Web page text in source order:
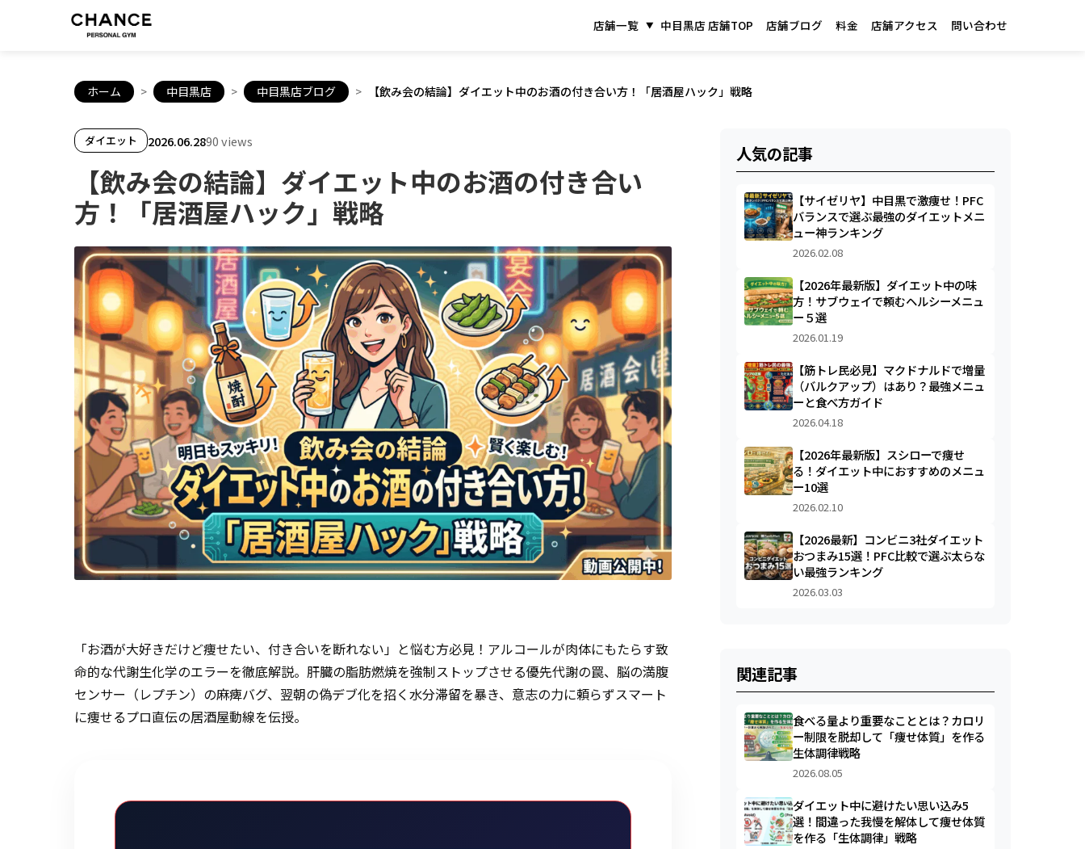
店舗一覧 中目黒店 店舗TOP 店舗ブログ 料金 店舗アクセス 問い合わせ
ホーム > 中目黒店 > 中目黒店ブログ > 【飲み会の結論】ダイエット中のお酒の付き合い方！「居酒屋ハック」戦略
ダイエット 2026.06.2890 views
【飲み会の結論】ダイエット中のお酒の付き合い
方！「居酒屋ハック」戦略
「お酒が大好きだけど痩せたい、付き合いを断れない」と悩む方必見！アルコールが肉体にもたらす致
命的な代謝生化学のエラーを徹底解説。肝臓の脂肪燃焼を強制ストップさせる優先代謝の罠、脳の満腹
センサー（レプチン）の麻痺バグ、翌朝の偽デブ化を招く水分滞留を暴き、意志の力に頼らずスマート
に痩せるプロ直伝の居酒屋動線を伝授。
人気の記事
【サイゼリヤ】中目黒で激痩せ！PFC
バランスで選ぶ最強のダイエットメニ
ュー神ランキング
2026.02.08
【2026年最新版】ダイエット中の味
方！サブウェイで頼むヘルシーメニュ
ー５選
2026.01.19
【筋トレ民必見】マクドナルドで増量
（バルクアップ）はあり？最強メニュ
ーと食べ方ガイド
2026.04.18
【2026年最新版】スシローで痩せ
る！ダイエット中におすすめのメニュ
ー10選
2026.02.10
【2026最新】コンビニ3社ダイエット
おつまみ15選！PFC比較で選ぶ太らな
い最強ランキング
2026.03.03
関連記事
食べる量より重要なこととは？カロリ
ー制限を脱却して「痩せ体質」を作る
生体調律戦略
2026.08.05
ダイエット中に避けたい思い込み5
選！間違った我慢を解体して痩せ体質
を作る「生体調律」戦略